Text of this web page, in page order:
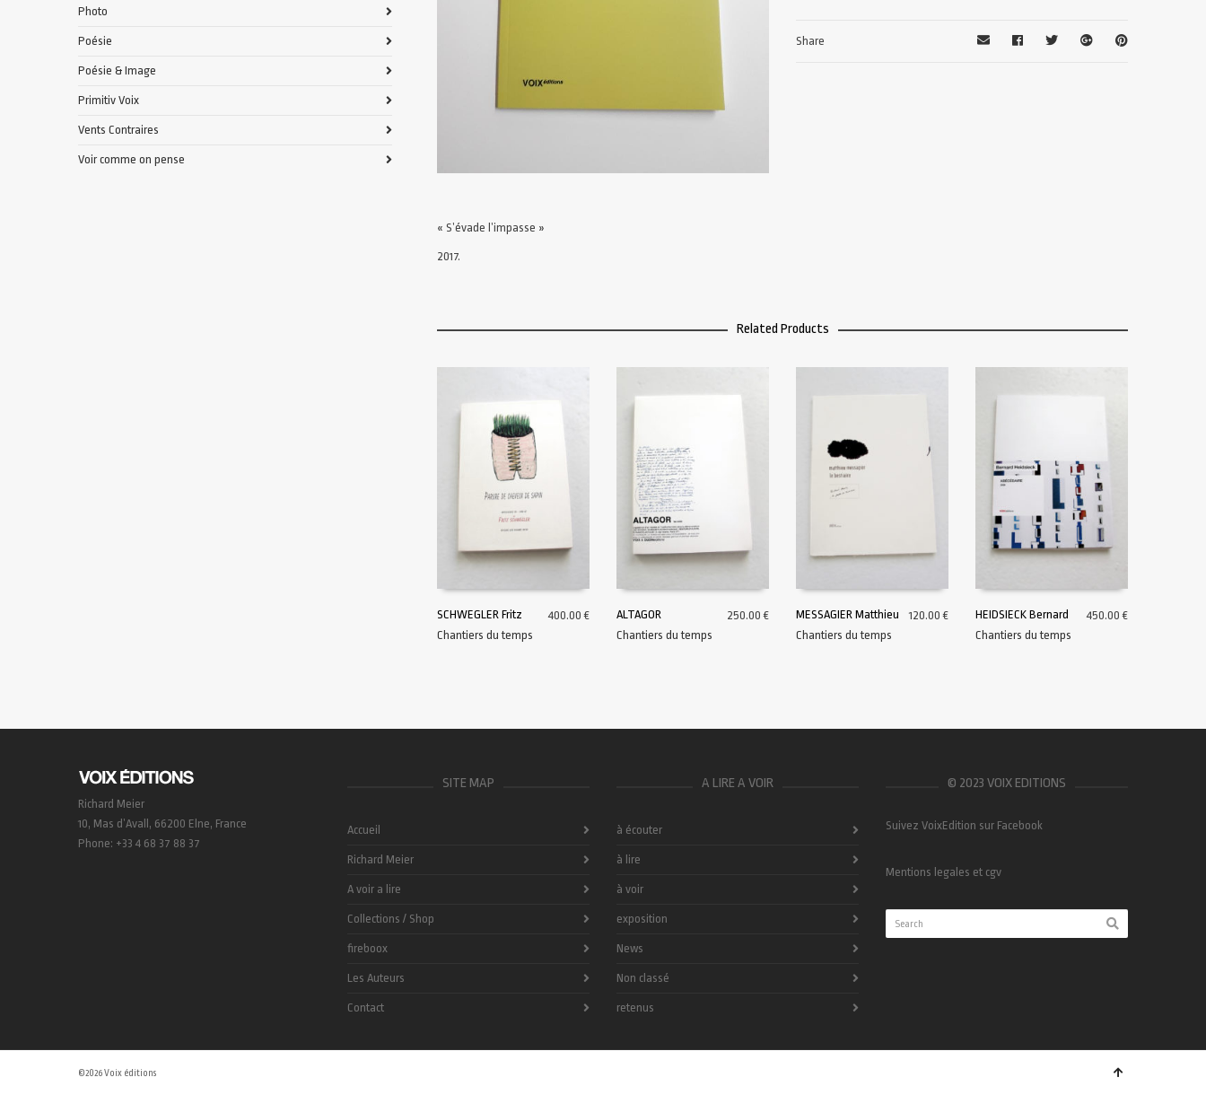
Share
« S’évade l’impasse »
2017.
Related Products
AJOUTER AU PANIER
SCHWEGLER Fritz
Chantiers du temps
400.00€
AJOUTER AU PANIER
ALTAGOR
Chantiers du temps
250.00€
AJOUTER AU PANIER
MESSAGIER Matthieu
Chantiers du temps
120.00€
AJOUTER AU PANIER
HEIDSIECK Bernard
Chantiers du temps
450.00€
Photo
Poésie
Poésie & Image
Primitiv Voix
Vents Contraires
Voir comme on pense
Richard Meier
10, Mas d’Avall, 66200 Elne, France
Phone: +33 4 68 37 88 37
SITE MAP
Accueil
Richard Meier
A voir a lire
Collections / Shop
fireboox
Les Auteurs
Contact
A LIRE A VOIR
à écouter
à lire
à voir
exposition
News
Non classé
retenus
© 2023 VOIX EDITIONS
Suivez VoixEdition sur Facebook
Mentions legales et cgv
©2026 Voix éditions